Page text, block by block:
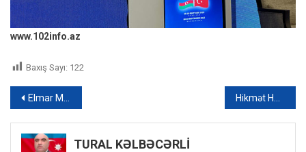
www.102info.az
Baxış Sayı: 122
Yazı
naviqasiyası
Elmar Məmmədyarov: “Xankəndidə İH üzərində Azərbaycan bayrağının qaldırılması bir neçə günün işidir” – VİDEO
TURAL KƏLBƏCƏRLİ